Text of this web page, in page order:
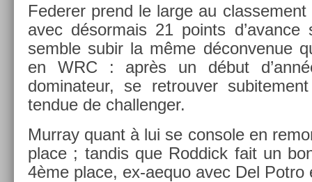
Feder­er prend le large au
avec désor­mais 21 points d’avan­ce
semble subir la même décon­venue
en WRC : après un début
dominateur, se retro­uv­er
tendue de chal­leng­er.
Mur­ray quant à lui se con­sole en
place ; tan­dis que Rod­dick fait un
4ème place, ex-aequo avec Del Potro